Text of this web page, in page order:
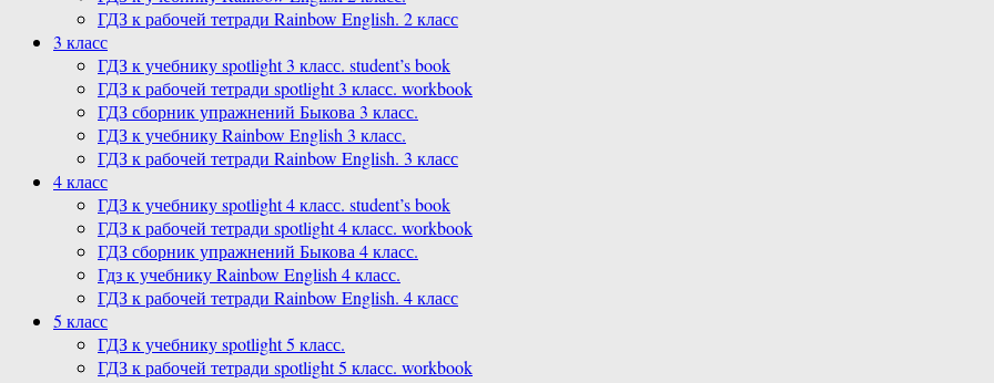
ГДЗ к рабочей тетради Rainbow English. 2 класс
3 класс
ГДЗ к учебнику spotlight 3 класс. student’s book
ГДЗ к рабочей тетради spotlight 3 класс. workbook
ГДЗ сборник упражнений Быкова 3 класс.
ГДЗ к учебнику Rainbow English 3 класс.
ГДЗ к рабочей тетради Rainbow English. 3 класс
4 класс
ГДЗ к учебнику spotlight 4 класс. student’s book
ГДЗ к рабочей тетради spotlight 4 класс. workbook
ГДЗ сборник упражнений Быкова 4 класс.
Гдз к учебнику Rainbow English 4 класс.
ГДЗ к рабочей тетради Rainbow English. 4 класс
5 класс
ГДЗ к учебнику spotlight 5 класс.
ГДЗ к рабочей тетради spotlight 5 класс. workbook